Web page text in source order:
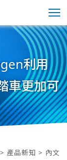
利用
車更加可
> 產品新知 > 內文